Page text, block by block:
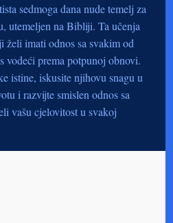
sedmoga dana nude temelj za
utemeljen na Bibliji. Ta učenja
imati odnos sa svakim od
vodeći prema potpunoj obnovi.
istine, iskusite njihovu snagu u
i razvijte smislen odnos sa
vašu cjelovitost u svakoj